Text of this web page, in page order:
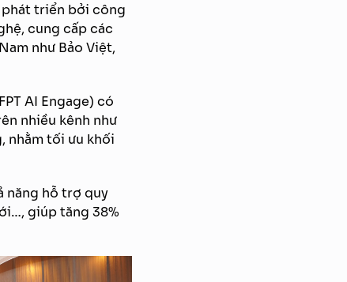
phát triển bởi công
cung cấp các
như Bảo Việt,
AI Engage) có
nhiều kênh như
nhằm tối ưu khối
năng hỗ trợ quy
giúp tăng 38%